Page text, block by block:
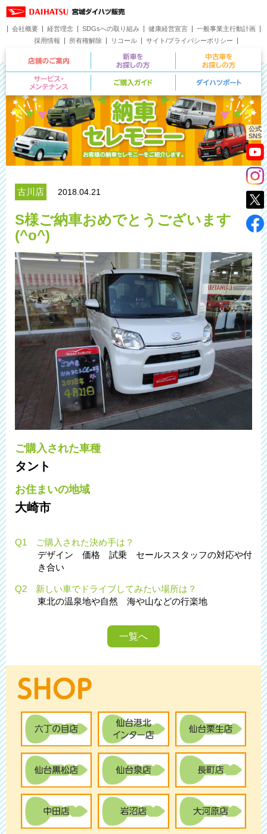
公式
SNS
会社概要 経営理念 SDGsへの取り組み 健康経営宣言
一般事業主行動計画
採用情報
所有権解除 リコール
サイト/プライバシーポリシー
お問い合わせ
店舗のご案内 新車をお探しの方
サービス・メンテナンス ご購入ガイド
古川店 2018.04.21
S様ご納車おめでとうございます
(^o^)
ご購入された車種
タント
お住まいの地域
大崎市
Q1 ご購入された決め手は？
デザイン 価格 試乗 セールススタッフの対応や付
き合い
Q2 新しい車でドライブしてみたい場所は？
東北の温泉地や自然 海や山などの行楽地
一覧へ